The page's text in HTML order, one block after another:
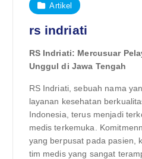
Artikel
rs indriati
RS Indriati: Mercusuar
Unggul di Jawa Tengah
RS Indriati, sebuah nama
layanan kesehatan
Indonesia, terus menjadi
medis terkemuka.
yang berpusat pada pasien,
tim medis yang sangat